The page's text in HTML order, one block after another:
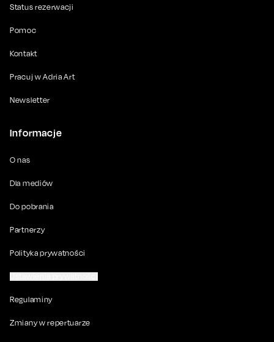
Status rezerwacji
Pomoc
Kontakt
Pracuj w Adria Art
Newsletter
Informacje
O nas
Dla mediów
Do pobrania
Partnerzy
Polityka prywatności
Regulaminy
Zmiany w repertuarze